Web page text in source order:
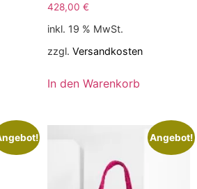
428,00 €
inkl. 19 % MwSt.
zzgl. Versandkosten
In den Warenkorb
Angebot!